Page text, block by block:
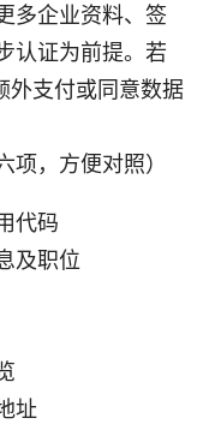
多企业资料、签
认证为前提。若
外支付或同意数据
，方便对照）
代码
及职位
址